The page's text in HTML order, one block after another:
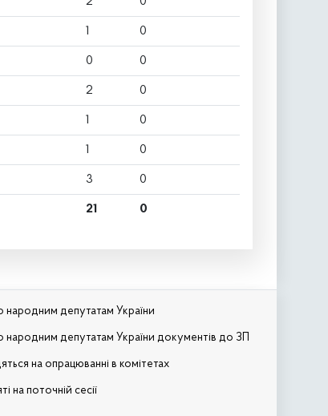
1 0
0 0
2 0
1 0
1 0
3 0
21 0
народним депутатам України
народним депутатам України документів до ЗП
на опрацюванні в комітетах
на поточній сесії